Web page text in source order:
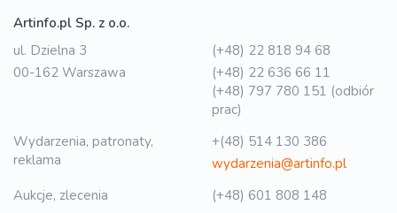
Artinfo.pl Sp. z o.o.
ul. Dzielna 3
00-162 Warszawa
(+48) 22 818 94 68
(+48) 22 636 66 11
(+48) 797 780 151 (odbiór
prac)
Wydarzenia, patronaty,
reklama
+(48) 514 130 386
wydarzenia@artinfo.pl
Aukcje, zlecenia
(+48) 601 808 148